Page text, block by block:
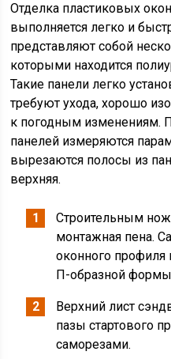
Отделка пластиковых
выполняется легко и
представляют собой
которыми находится
Такие панели легко
требуют ухода, хорошо
к погодным изменениям.
панелей измеряются
вырезаются полосы из
верхняя.
Строительным
монтажная пена.
оконного профиля
П-образной
Верхний лист
пазы стартового
саморезами.